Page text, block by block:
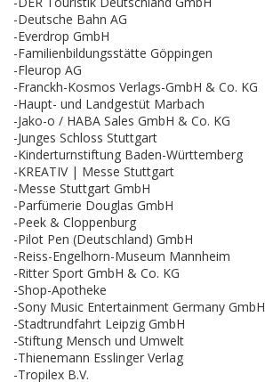
-Deutsche Bahn AG
-Everdrop GmbH
-Familienbildungsstätte Göppingen
-Fleurop AG
-Franckh-Kosmos Verlags-GmbH & Co. KG
-Haupt- und Landgestüt Marbach
-Jako-o / HABA Sales GmbH & Co. KG
-Junges Schloss Stuttgart
-Kinderturnstiftung Baden-Württemberg
-KREATIV | Messe Stuttgart
-Messe Stuttgart GmbH
-Parfümerie Douglas GmbH
-Peek & Cloppenburg
-Pilot Pen (Deutschland) GmbH
-Reiss-Engelhorn-Museum Mannheim
-Ritter Sport GmbH & Co. KG
-Shop-Apotheke
-Sony Music Entertainment Germany GmbH
-Stadtrundfahrt Leipzig GmbH
-Stiftung Mensch und Umwelt
-Thienemann Esslinger Verlag
-Tropilex B.V.